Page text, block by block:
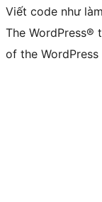
Viết code như
The WordPress®
of the WordPress